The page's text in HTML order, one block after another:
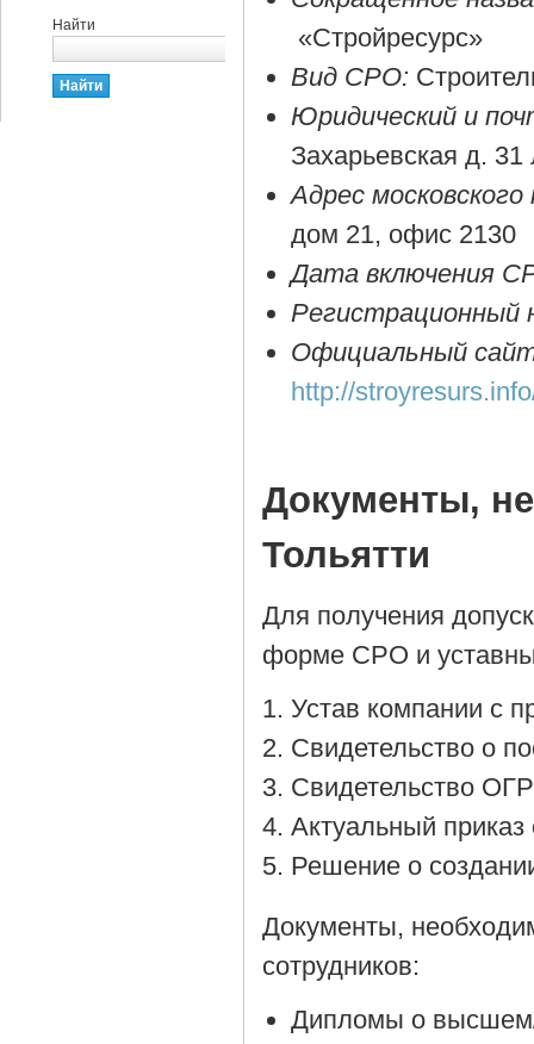
«Стройресурс»
Вид СРО:
Юридический и
Захарьевская д. 31
Адрес
дом 21, офис 2130
Дата включения
Регистрационный
Официальный
http://
Документы,
Тольятти
Для получения
форме СРО и
Устав компании с
Cвидетельство о
Cвидетельство
Актуальный приказ
Решение о
Документы,
сотрудников:
Дипломы о
Найти